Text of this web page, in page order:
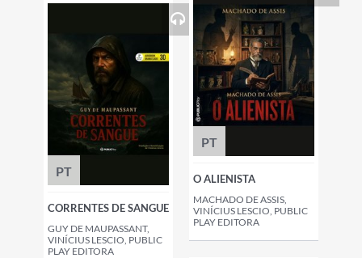
PT
CORRENTES DE SANGUE
GUY DE MAUPASSANT,
VINÍCIUS LESCIO, PUBLIC
PLAY EDITORA
PT
O ALIENISTA
MACHADO DE ASSIS,
VINÍCIUS LESCIO, PUBLIC
PLAY EDITORA